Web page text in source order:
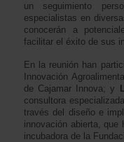
un seguimiento
especialistas en
conocerán a
facilitar el éxito de sus
En la reunión han
Innovación
de Cajamar Innova; y
consultora
través del diseño e
innovación abierta,
incubadora de la